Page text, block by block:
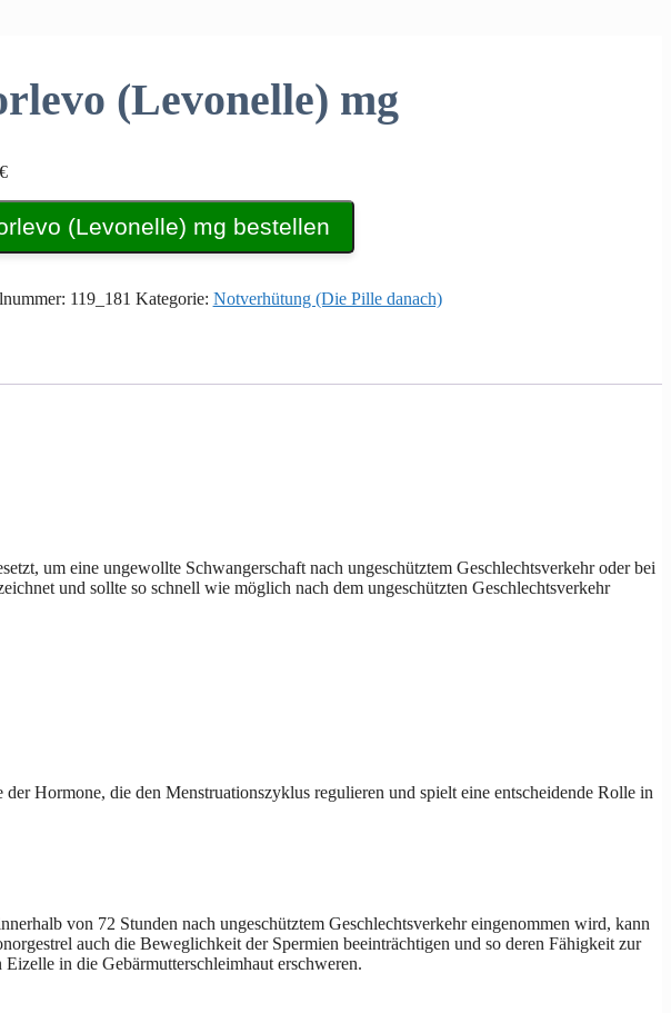
(Levonelle) mg
€
(Levonelle) mg bestellen
119_181 Kategorie: Notverhütung (Die Pille danach)
um eine ungewollte Schwangerschaft nach ungeschütztem Geschlechtsverkehr oder bei
und sollte so schnell wie möglich nach dem ungeschützten Geschlechtsverkehr
Hormone, die den Menstruationszyklus regulieren und spielt eine entscheidende Rolle in
von 72 Stunden nach ungeschütztem Geschlechtsverkehr eingenommen wird, kann
auch die Beweglichkeit der Spermien beeinträchtigen und so deren Fähigkeit zur
in die Gebärmutterschleimhaut erschweren.